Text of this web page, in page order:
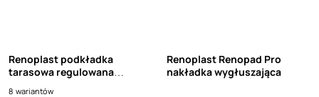
Renoplast podkładka
tarasowa regulowana
Renopad Pro
8 wariantów
Renoplast Renopad Pro
nakładka wygłuszająca